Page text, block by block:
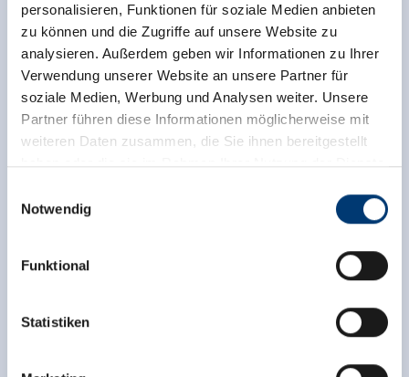
personalisieren, Funktionen für soziale Medien anbieten
zu können und die Zugriffe auf unsere Website zu
analysieren. Außerdem geben wir Informationen zu Ihrer
Verwendung unserer Website an unsere Partner für
soziale Medien, Werbung und Analysen weiter. Unsere
Partner führen diese Informationen möglicherweise mit
weiteren Daten zusammen, die Sie ihnen bereitgestellt
haben oder die sie im Rahmen Ihrer Nutzung der Dienste
Rohr 23// A-6280 Zell am Ziller
www.zillertalarena.com
Notwendig
Funktional
Statistiken
Ausstattung der Unterkunft